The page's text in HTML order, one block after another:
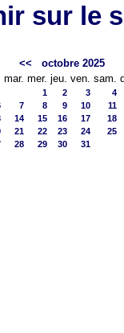
sur le
<<
octobre 2025
mar. mer. jeu. ven. sam.
1 2 3
4
7 8 9 10
11
14 15 16 17
18
21 22 23 24
25
28 29 30 31